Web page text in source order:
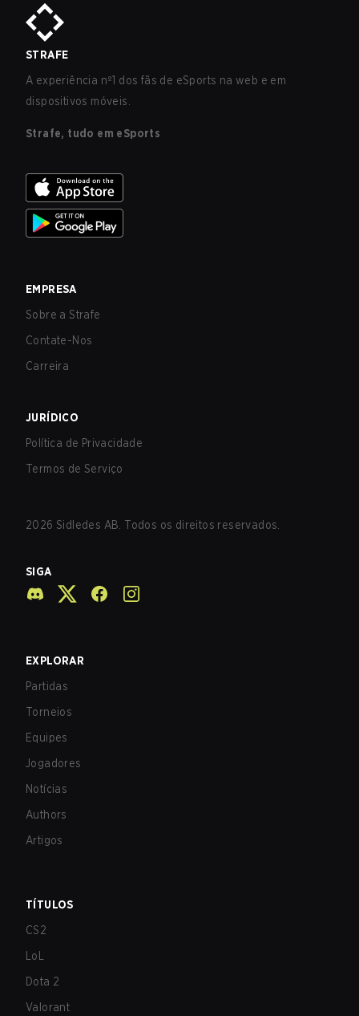
STRAFE
A experiência nº1 dos fãs de eSports na web e em
dispositivos móveis.
Strafe, tudo em eSports
EMPRESA
Sobre a Strafe
Contate-Nos
Carreira
JURÍDICO
Política de Privacidade
Termos de Serviço
2026 Sidledes AB. Todos os direitos reservados.
SIGA
EXPLORAR
Partidas
Torneios
Equipes
Jogadores
Notícias
Authors
Artigos
TÍTULOS
CS2
LoL
Dota 2
Valorant